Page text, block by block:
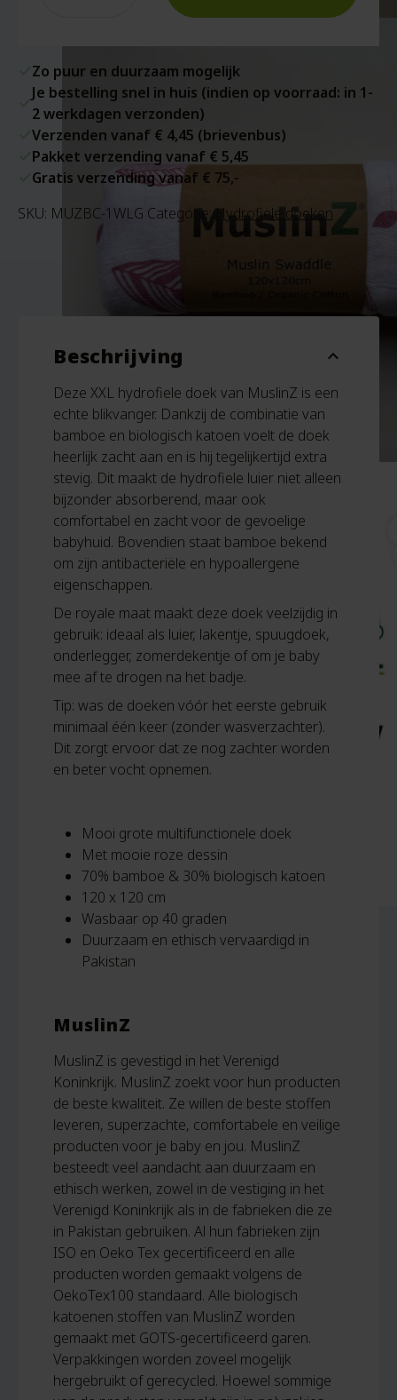
Zo puur en duurzaam mogelijk
Je bestelling snel in huis (indien op voorraad: in 1-
2 werkdagen verzonden)
Verzenden vanaf € 4,45 (brievenbus)
Pakket verzending vanaf € 5,45
Gratis verzending vanaf € 75,-
SKU: MUZBC-1WLG Categorie:Hydrofiele doeken
Beschrijving expand_more
Deze XXL hydrofiele doek van MuslinZ is een
echte blikvanger. Dankzij de combinatie van
bamboe en biologisch katoen voelt de doek
heerlijk zacht aan en is hij tegelijkertijd extra
stevig. Dit maakt de hydrofiele luier niet alleen
bijzonder absorberend, maar ook
comfortabel en zacht voor de gevoelige
babyhuid. Bovendien staat bamboe bekend
om zijn antibacteriële en hypoallergene
eigenschappen.
De royale maat maakt deze doek veelzijdig in
gebruik: ideaal als luier, lakentje, spuugdoek,
onderlegger, zomerdekentje of om je baby
mee af te drogen na het badje.
Tip: was de doeken vóór het eerste gebruik
minimaal één keer (zonder wasverzachter).
Dit zorgt ervoor dat ze nog zachter worden
en beter vocht opnemen.
Mooi grote multifunctionele doek
Met mooie roze dessin
70% bamboe & 30% biologisch katoen
120 x 120 cm
Wasbaar op 40 graden
Duurzaam en ethisch vervaardigd in
Pakistan
MuslinZ
MuslinZ is gevestigd in het Verenigd
Koninkrijk. MuslinZ zoekt voor hun producten
de beste kwaliteit. Ze willen de beste stoffen
leveren, superzachte, comfortabele en veilige
producten voor je baby en jou. MuslinZ
besteedt veel aandacht aan duurzaam en
ethisch werken, zowel in de vestiging in het
Verenigd Koninkrijk als in de fabrieken die ze
in Pakistan gebruiken. Al hun fabrieken zijn
ISO en Oeko Tex gecertificeerd en alle
producten worden gemaakt volgens de
OekoTex100 standaard. Alle biologisch
katoenen stoffen van MuslinZ worden
gemaakt met GOTS-gecertificeerd garen.
Verpakkingen worden zoveel mogelijk
hergebruikt of gerecycled. Hoewel sommige